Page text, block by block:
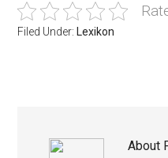
Filed Under: Lexikon
About